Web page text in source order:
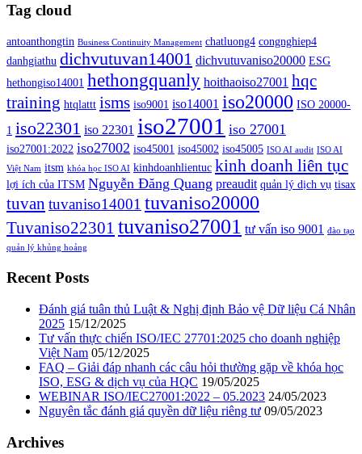
Tag cloud
antoanthongtin Business Continuity Management chatluong4 congnghiep4
danhgiathu dichvutuvan14001 dichvutuvaniso20000 ESG
hethongiso14001 hethongquanly hoithaoiso27001 hqc
training htqlattt isms iso9001 iso14001 iso20000 ISO 20000-
1 iso22301 iso 22301 iso27001 iso 27001
iso27001:2022 iso27002 iso45001 iso45002 iso45005 ISO AI audit ISO AI
Việt Nam itsm khóa học ISO AI kinhdoanhlientuc kinh doanh liên tục
lợi ích của ITSM Nguyễn Đăng Quang preaudit quản lý dịch vụ tisax
tuvan tuvaniso14001 tuvaniso20000
Tuvaniso22301 tuvaniso27001 tư vấn iso 9001 đào tạo
quản lý khủng hoảng
Recent Posts
Đánh giá tuân thủ Luật & Nghị định Bảo vệ Dữ liệu Cá Nhân
2025 15/12/2025
Tư vấn thực chiến ISO/IEC 27701:2025 cho doanh nghiệp
Việt Nam 05/12/2025
FAQ – Giải đáp nhanh các câu hỏi thường gặp về khóa học
ISO, ESG & dịch vụ của HQC 19/05/2025
WEBINAR ISO/IEC27001:2022 – 05.2023 24/05/2023
Nguyên tắc đánh giá quyền dữ liệu riêng tư 09/05/2023
Archives